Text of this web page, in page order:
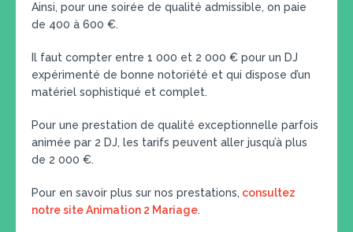
Ainsi, pour une soirée de qualité admissible, on paie
de 400 à 600 €.
Il faut compter entre 1 000 et 2 000 € pour un DJ
expérimenté de bonne notoriété et qui dispose d’un
matériel sophistiqué et complet.
Pour une prestation de qualité exceptionnelle parfois
animée par 2 DJ, les tarifs peuvent aller jusqu’à plus
de 2 000 €.
Pour en savoir plus sur nos prestations, consultez
notre site Animation 2 Mariage.